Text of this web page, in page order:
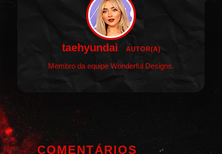
taehyundai AUTOR(A)
Membro da equipe Wonderful Designs.
COMENTÁRIOS